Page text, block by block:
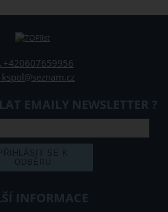
+420607659956
kspol@seznam.cz
EMAILY NEWSLETTER ?
INFORMACE